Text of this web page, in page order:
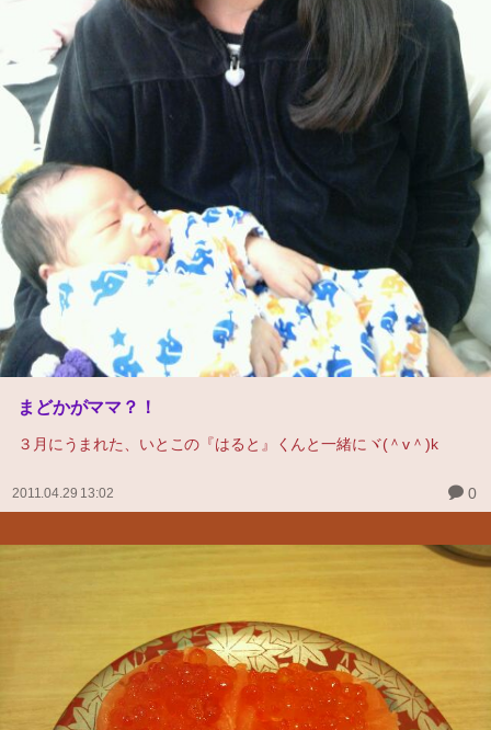
まどかがママ？！
３月にうまれた、いとこの『はると』くんと一緒にヾ(＾v＾)k
2011.04.29 13:02 0